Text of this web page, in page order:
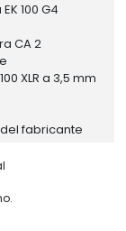
100 G4
CA 2
XLR a 3,5 mm
fabricante